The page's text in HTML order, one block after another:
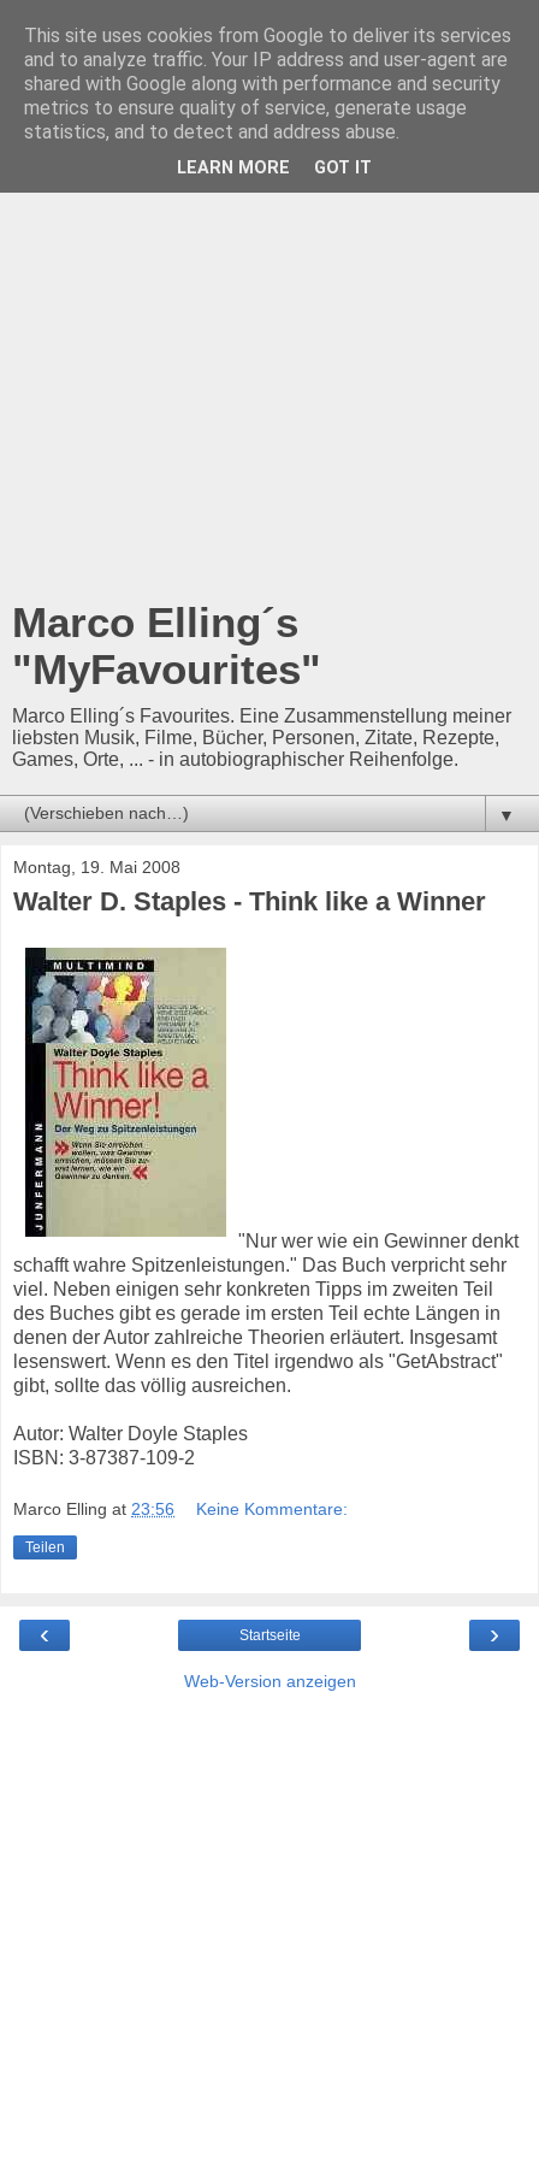
Marco Elling´s
"MyFavourites"
Marco Elling´s Favourites. Eine Zusammenstellung meiner
liebsten Musik, Filme, Bücher, Personen, Zitate, Rezepte,
Games, Orte, ... - in autobiographischer Reihenfolge.
▼
Montag, 19. Mai 2008
Walter D. Staples - Think like a Winner
"Nur wer wie ein Gewinner denkt
schafft wahre Spitzenleistungen." Das Buch verpricht sehr
viel. Neben einigen sehr konkreten Tipps im zweiten Teil
des Buches gibt es gerade im ersten Teil echte Längen in
denen der Autor zahlreiche Theorien erläutert. Insgesamt
lesenswert. Wenn es den Titel irgendwo als "GetAbstract"
gibt, sollte das völlig ausreichen.
Autor: Walter Doyle Staples
ISBN: 3-87387-109-2
Marco Elling at 23:56 Keine Kommentare:
Teilen
‹ ›
Startseite
Web-Version anzeigen
This site uses cookies from Google to deliver its services
and to analyze traffic. Your IP address and user-agent are
shared with Google along with performance and security
metrics to ensure quality of service, generate usage
statistics, and to detect and address abuse.
LEARN MORE GOT IT